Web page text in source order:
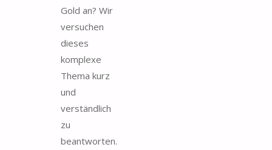
Gold an? Wir
versuchen
dieses
komplexe
Thema kurz
und
verständlich
zu
beantworten.